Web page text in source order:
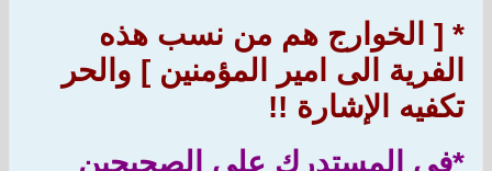
* [ الخوارج هم من نسب هذه
الفرية الى امير المؤمنين ] والحر
تكفيه الإشارة !!
*في المستدرك على الصحيحين